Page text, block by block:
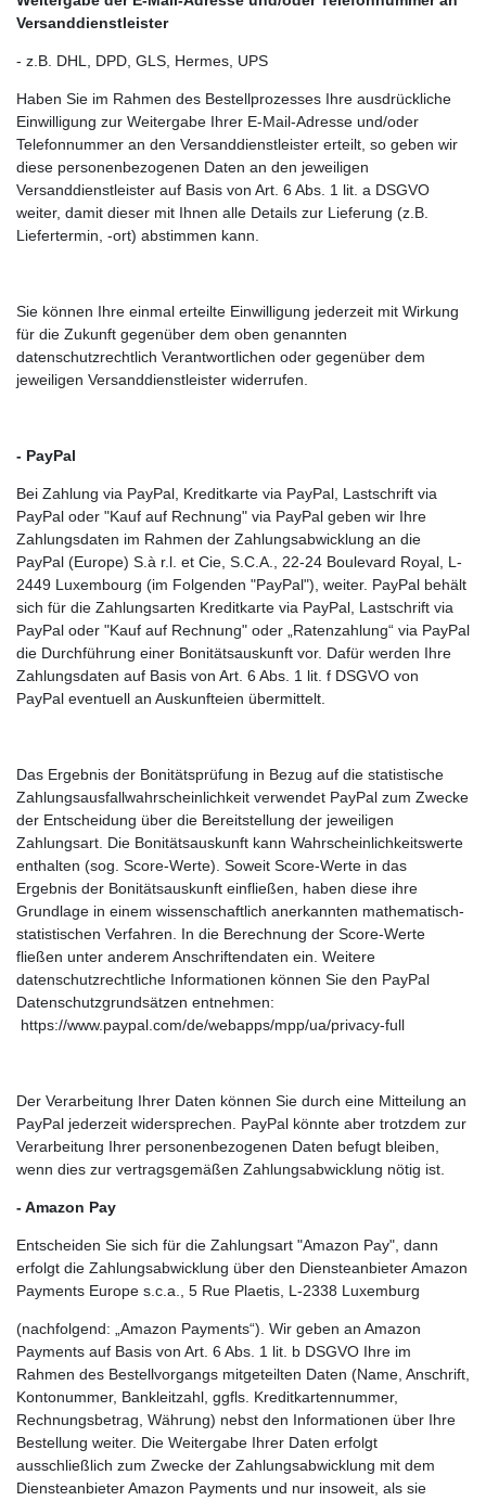
Versanddienstleister
- z.B. DHL, DPD, GLS, Hermes, UPS
Haben Sie im Rahmen des Bestellprozesses Ihre ausdrückliche
Einwilligung zur Weitergabe Ihrer E-Mail-Adresse und/oder
Telefonnummer an den Versanddienstleister erteilt, so geben wir
diese personenbezogenen Daten an den jeweiligen
Versanddienstleister auf Basis von Art. 6 Abs. 1 lit. a DSGVO
weiter, damit dieser mit Ihnen alle Details zur Lieferung (z.B.
Liefertermin, -ort) abstimmen kann.
Sie können Ihre einmal erteilte Einwilligung jederzeit mit Wirkung
für die Zukunft gegenüber dem oben genannten
datenschutzrechtlich Verantwortlichen oder gegenüber dem
jeweiligen Versanddienstleister widerrufen.
- PayPal
Bei Zahlung via PayPal, Kreditkarte via PayPal, Lastschrift via
PayPal oder "Kauf auf Rechnung" via PayPal geben wir Ihre
Zahlungsdaten im Rahmen der Zahlungsabwicklung an die
PayPal (Europe) S.à r.l. et Cie, S.C.A., 22-24 Boulevard Royal, L-
2449 Luxembourg (im Folgenden "PayPal"), weiter. PayPal behält
sich für die Zahlungsarten Kreditkarte via PayPal, Lastschrift via
PayPal oder "Kauf auf Rechnung" oder „Ratenzahlung“ via PayPal
die Durchführung einer Bonitätsauskunft vor. Dafür werden Ihre
Zahlungsdaten auf Basis von Art. 6 Abs. 1 lit. f DSGVO von
PayPal eventuell an Auskunfteien übermittelt.
Das Ergebnis der Bonitätsprüfung in Bezug auf die statistische
Zahlungsausfallwahrscheinlichkeit verwendet PayPal zum Zwecke
der Entscheidung über die Bereitstellung der jeweiligen
Zahlungsart. Die Bonitätsauskunft kann Wahrscheinlichkeitswerte
enthalten (sog. Score-Werte). Soweit Score-Werte in das
Ergebnis der Bonitätsauskunft einfließen, haben diese ihre
Grundlage in einem wissenschaftlich anerkannten mathematisch-
statistischen Verfahren. In die Berechnung der Score-Werte
fließen unter anderem Anschriftendaten ein. Weitere
datenschutzrechtliche Informationen können Sie den PayPal
Datenschutzgrundsätzen entnehmen:
https://www.paypal.com/de/webapps/mpp/ua/privacy-full
Der Verarbeitung Ihrer Daten können Sie durch eine Mitteilung an
PayPal jederzeit widersprechen. PayPal könnte aber trotzdem zur
Verarbeitung Ihrer personenbezogenen Daten befugt bleiben,
wenn dies zur vertragsgemäßen Zahlungsabwicklung nötig ist.
- Amazon Pay
Entscheiden Sie sich für die Zahlungsart "Amazon Pay", dann
erfolgt die Zahlungsabwicklung über den Diensteanbieter Amazon
Payments Europe s.c.a., 5 Rue Plaetis, L-2338 Luxemburg
(nachfolgend: „Amazon Payments“). Wir geben an Amazon
Payments auf Basis von Art. 6 Abs. 1 lit. b DSGVO Ihre im
Rahmen des Bestellvorgangs mitgeteilten Daten (Name, Anschrift,
Kontonummer, Bankleitzahl, ggfls. Kreditkartennummer,
Rechnungsbetrag, Währung) nebst den Informationen über Ihre
Bestellung weiter. Die Weitergabe Ihrer Daten erfolgt
ausschließlich zum Zwecke der Zahlungsabwicklung mit dem
Diensteanbieter Amazon Payments und nur insoweit, als sie